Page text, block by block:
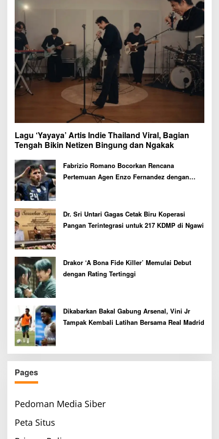
Lagu ‘Yayaya’ Artis Indie Thailand Viral, Bagian
Tengah Bikin Netizen Bingung dan Ngakak
Fabrizio Romano Bocorkan Rencana
Pertemuan Agen Enzo Fernandez dengan
Dr. Sri Untari Gagas Cetak Biru Koperasi
Pangan Terintegrasi untuk 217 KDMP di Ngawi
Drakor ‘A Bona Fide Killer’ Memulai Debut
dengan Rating Tertinggi
Dikabarkan Bakal Gabung Arsenal, Vini Jr
Tampak Kembali Latihan Bersama Real Madrid
Pages
Pedoman Media Siber
Peta Situs